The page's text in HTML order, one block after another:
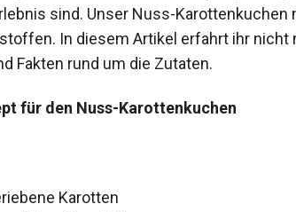
sind. Unser Nuss-
In diesem Artikel erfahrt ihr
Fakten rund um die Zutaten.
für den Nuss-Karottenkuchen
Karotten